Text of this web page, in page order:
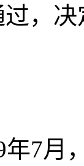
，
7月